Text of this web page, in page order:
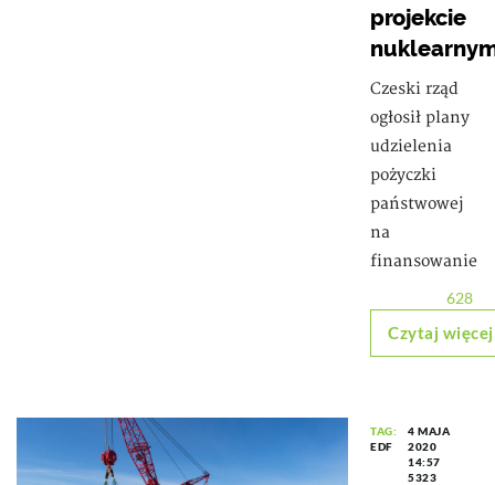
projekcie
Czeski rząd
ogłosił plany
udzielenia
pożyczki
państwowej
na
finansowanie
628
Czytaj więcej
TAG:
EDF
4 MAJA
2020
14:57
5323